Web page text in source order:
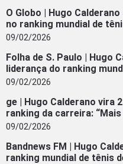
O Globo | Hugo
no ranking mundial de
09/02/2026
Folha de S. Paulo | Hugo
liderança do ranking
09/02/2026
ge | Hugo Calderano vira
ranking da carreira: “Mais
09/02/2026
Bandnews FM | Hugo
ranking mundial de tênis